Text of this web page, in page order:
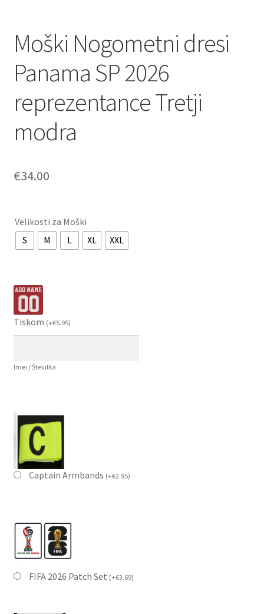
Moški Nogometni dresi
Panama SP 2026
reprezentance Tretji
modra
€34.00
Velikosti za Moški
S
M L XL XXL
Tiskom (+€5.95)
Imei / Številka
Captain Armbands (+€2.95)
FIFA 2026 Patch Set (+€3.69)